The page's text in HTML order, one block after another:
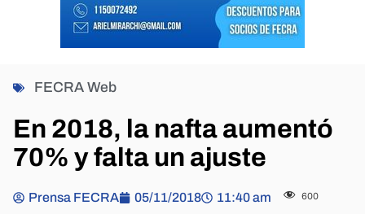
FECRA Web
En 2018, la nafta aumentó
70% y falta un ajuste
Prensa FECRA 05/11/2018 11:40 am 600